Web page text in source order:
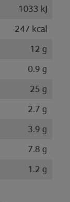
1033 kJ
247 kcal
12 g
0.9 g
25 g
2.7 g
3.9 g
7.8 g
1.2 g